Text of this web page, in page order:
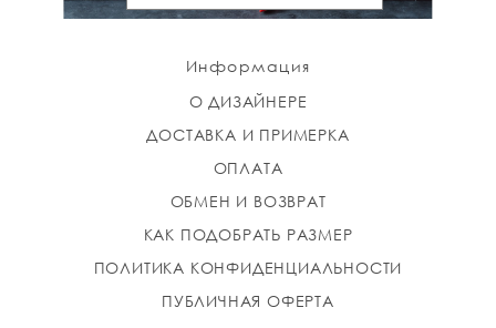
Информация
О ДИЗАЙНЕРЕ
ДОСТАВКА И ПРИМЕРКА
ОПЛАТА
ОБМЕН И ВОЗВРАТ
КАК ПОДОБРАТЬ РАЗМЕР
ПОЛИТИКА КОНФИДЕНЦИАЛЬНОСТИ
ПУБЛИЧНАЯ ОФЕРТА